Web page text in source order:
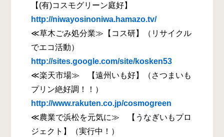
【(有)コスモグリーン庭好】
http://niwayosinoniwa.hamazo.tv/
≪草木ごみ処分業≫【コス研】（リサイクル
でエコ活動）
http://sites.google.com/site/kosken53
≪楽天市場≫ 【遠州いも好】（さつまいも
プリン絶好調！！）
http://www.rakuten.co.jp/cosmogreen
≪農業で浜松を元気に≫ 【うなぎいもプロ
ジェクト】（実行中！）